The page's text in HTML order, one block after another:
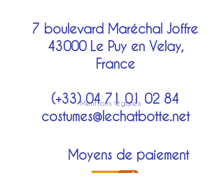
Mentions légales
7 boulevard Maréchal Joffre
43000 Le Puy en Velay,
France
(+33)04 71 01 02 84
costumes@lechatbotte.net
Moyens de paiement